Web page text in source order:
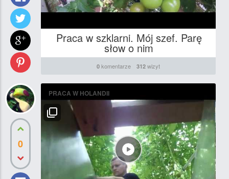
Praca w szklarni. Mój szef. Parę
słow o nim
0 komentarze 312 wizyt
0
PRACA W HOLANDII